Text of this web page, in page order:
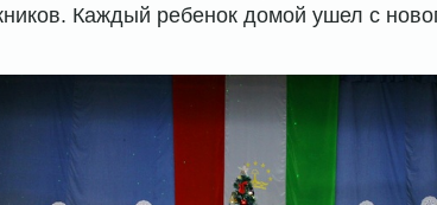
Каждый ребенок домой ушел с